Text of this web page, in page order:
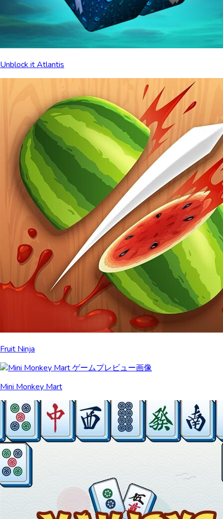
Unblock it Atlantis
Fruit Ninja
Mini Monkey Mart